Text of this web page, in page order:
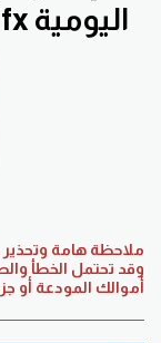
اليومية Hennawifx على اليوتيوب
ملاحظة هامة
وقد تحتمل الخطأ
أموالك المودعة أو